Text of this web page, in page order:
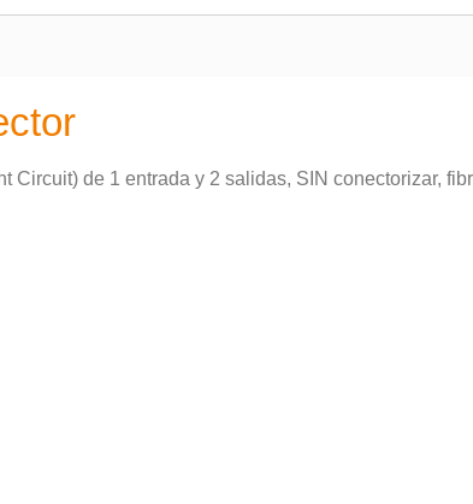
Circuit) de 1 entrada y 2 salidas, SIN conectorizar,